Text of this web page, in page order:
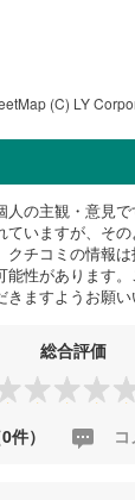
(C) LY
人の主観・意見
ていますが、そ
クチコミの情報
能性があります
ますようお願い
総合評価
件）